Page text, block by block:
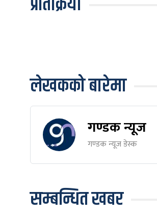
लेखकको बारेमा
गण्डक न्यूज
गण्डक न्यूज डेस्क
सम्बन्धित खबर